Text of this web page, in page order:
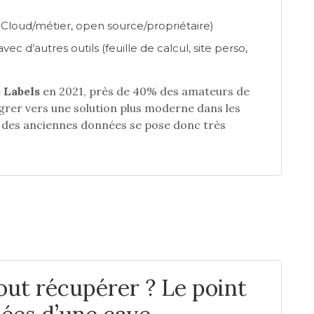
métier, open source/propriétaire)
d’autres outils (feuille de calcul, site perso,
en 2021, près de 40% des amateurs de
vers une solution plus moderne dans les
anciennes données se pose donc très
récupérer ? Le point